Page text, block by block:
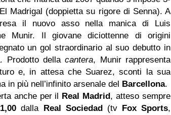
Madrigal (doppietta su rigore di Senna). A
il nuovo asso nella manica di Luis
Munir. Il giovane diciottenne di origini
un gol straordinario al suo debutto in
Prodotto dellacantera, Munir rappresenta
e, in attesa che Suarez, sconti la sua
in più nell’infinito arsenale del Barcellona.
anche per il Real Madrid, atteso sempre
dalla Real Sociedad(tv Fox Sports,